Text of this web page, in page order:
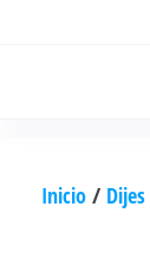
Inicio / Dijes